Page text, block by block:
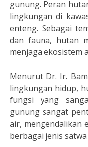
gunung. Peran
lingkungan di
enteng. Sebagai
dan fauna, hutan
menjaga ekosistem
Menurut Dr. Ir.
lingkungan hidup,
fungsi yang
gunung sangat
air, mengendalikan
berbagai jenis satwa